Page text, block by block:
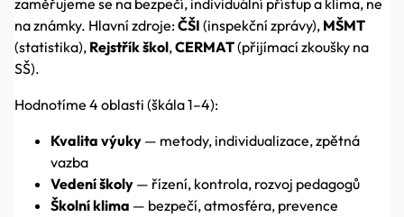
zaměřujeme se na bezpečí, individuální přístup a klima, ne
na známky. Hlavní zdroje:ČŠI (inspekční zprávy), MŠMT
(statistika), Rejstřík škol,CERMAT(přijímací zkoušky na
SŠ).
Hodnotíme 4 oblasti (škála 1–4):
Kvalita výuky — metody, individualizace, zpětná
vazba
Vedení školy — řízení, kontrola, rozvoj pedagogů
Školní klima — bezpečí, atmosféra, prevence